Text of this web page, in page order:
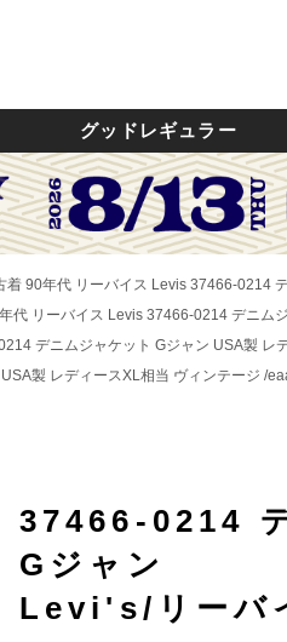
グッドレギュラー
着 90年代 リーバイス Levis 37466-0214
代 リーバイス Levis 37466-0214 デニム
デニムジャケット Gジャン USA製 レ
製 レディースXL相当 ヴィンテージ /
37466-0214
Gジャン
Levi's/リーバ